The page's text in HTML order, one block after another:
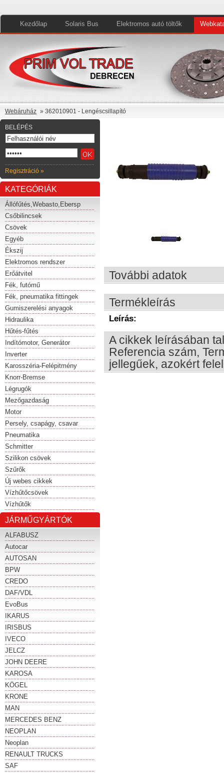
Kezdőlap Solaris Bus Elektromos autó töltők
Webáruház » 362010901 - Lengéscsillapító
BELÉPÉS
Regisztráció »
KATEGÓRIÁK
Állófűtés,Webasto,Ebersp
Csőbilincsek
Csövek
Egyéb
Ékszij
Elektromos rendszer
Erőátvitel
Fék, futómű
Fék, pneumatika fittingek
Gumiszerelési anyagok
Hidraulika
Hűtés-fűtés
Indítómotor, Generátor
Inverter
Karosszéria-Felépitmény
Knorr-Bremse
Légrugók
Mezőgazdaság
Motor
Persely, csapágy, csavar
Pneumatika
Schmitter
Szilikon csövek
Szűrők
Új webes cikkek
Vízhűtőcsövek
Vízhűtők
JÁRMŰGYÁRTÓK
ALFABUSZ
Autocar
AUTOSAN
BPW
CREDO
DAF/VDL
EvoBus
IKARUS
IRISBUS
IVECO
JELCZ
JOHN DEERE
KAROSA
KÖGEL
KRONE
MAN
MERCEDES BENZ
NEOPLAN
Neoplan
RENAULT TRUCKS
SAF
További adatok
Termékleírás
Leírás:
A cikkek leírásában
Referencia szám,
jellegűek, azokért